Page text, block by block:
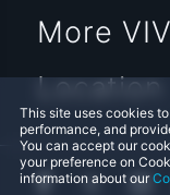
This site uses cookies
performance, and
You can accept our
your preference on
information about our
More
Location